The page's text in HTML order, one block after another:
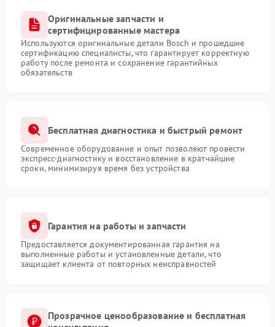
Оригинальные запчасти и
сертифицированные мастера
Используются оригинальные детали Bosch и прошедшие
сертификацию специалисты, что гарантирует корректную
работу после ремонта и сохранение гарантийных
обязательств
Бесплатная диагностика и быстрый ремонт
Современное оборудование и опыт позволяют провести
экспресс-диагностику и восстановление в кратчайшие
сроки, минимизируя время без устройства
Гарантия на работы и запчасти
Предоставляется документированная гарантия на
выполненные работы и установленные детали, что
защищает клиента от повторных неисправностей
Прозрачное ценообразование и бесплатная